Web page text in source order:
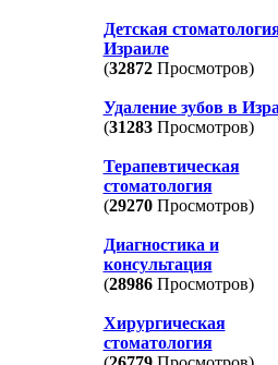
Детская
Израиле
(32872Просмотров)
Удаление зубов в
(31283Просмотров)
Терапевтическая
стоматология
(29270Просмотров)
Диагностика и
консультация
(28986Просмотров)
Хирургическая
стоматология